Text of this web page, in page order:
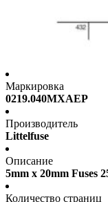
Маркировка
0219.040MXAEP
Производитель
Littelfuse
Описание
5mm x 20mm Fuses
Количество страниц